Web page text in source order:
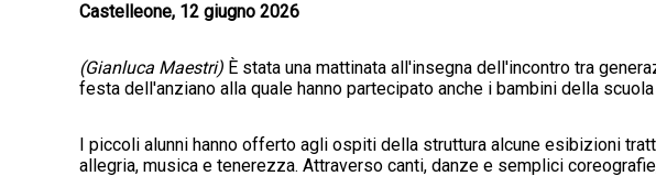
Castelleone, 12 giugno 2026
(Gianluca Maestri) È stata una mattinata all'insegna dell'incontro tra
festa dell'anziano alla quale hanno partecipato anche i bambini della
I piccoli alunni hanno offerto agli ospiti della struttura alcune esibizioni
allegria, musica e tenerezza. Attraverso canti, danze e semplici